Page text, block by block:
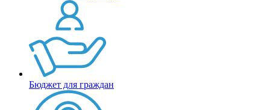
Бюджет для граждан